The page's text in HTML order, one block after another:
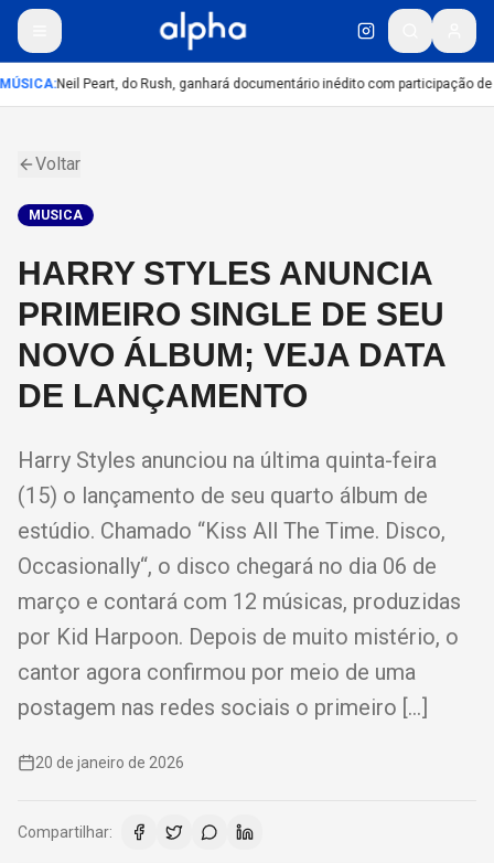
:Neil Peart, do Rush, ganhará documentário inédito com participação de
Voltar
MUSICA
HARRY STYLES ANUNCIA
PRIMEIRO SINGLE DE SEU
NOVO ÁLBUM; VEJA DATA
DE LANÇAMENTO
Harry Styles anunciou na última quinta-feira
(15) o lançamento de seu quarto álbum de
estúdio. Chamado “Kiss All The Time. Disco,
Occasionally“, o disco chegará no dia 06 de
março e contará com 12 músicas, produzidas
por Kid Harpoon. Depois de muito mistério, o
cantor agora confirmou por meio de uma
postagem nas redes sociais o primeiro […]
20 de janeiro de 2026
Compartilhar: